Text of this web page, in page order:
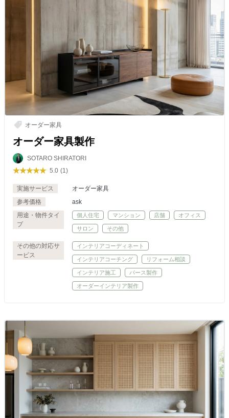
オーダー家具
オーダー家具製作
SOTARO SHIRATORI
5.0 (1)
実施サービス
オーダー家具
参考価格
ask
用途・物件タイ
プ
個人住宅 マンション 店舗 オフィス
サロン その他
その他の対応サ
ービス
インテリアコーディネート
インテリアコーチング リフォーム相談
インテリア施工 パース製作
オーダーインテリア製作